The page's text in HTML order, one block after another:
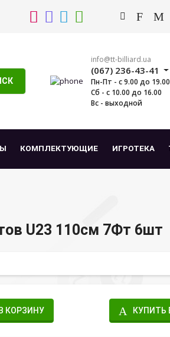
info@tt-billiard.ua
(067) 236-43-41
Пн-Пт - с 9.00 до 19.00
Сб - с 10.00 до 16.00
Вс - выходной
КОМПЛЕКТУЮЩИЕ ИГРОТЕКА
U23 110см 7Фт 6шт
В КОРЗИНУ КУПИТЬ